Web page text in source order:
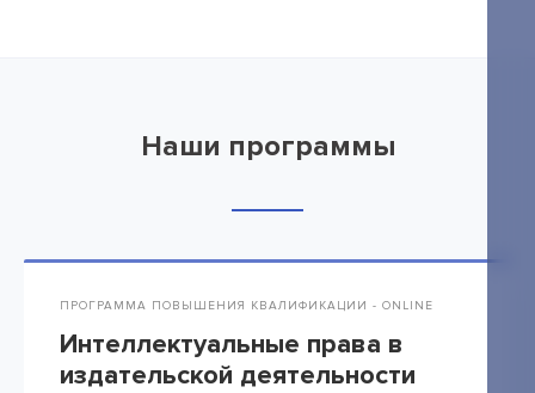
Наши программы
ПРОГРАММА ПОВЫШЕНИЯ КВАЛИФИКАЦИИ - ONLINE
Интеллектуальные права в
издательской деятельности